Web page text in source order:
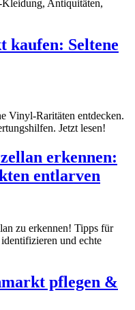
Kleidung, Antiquitäten,
kaufen: Seltene
Vinyl-Raritäten entdecken.
Jetzt lesen!
erkennen:
entlarven
zu erkennen! Tipps für
und echte
pflegen &